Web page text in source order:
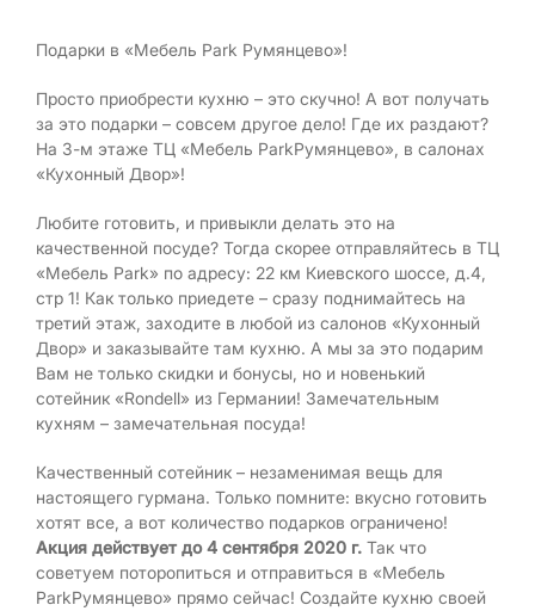
Подарки в «Мебель Park Румянцево»!
Просто приобрести кухню – это скучно! А вот получать
за это подарки – совсем другое дело! Где их раздают?
На 3-м этаже ТЦ «Мебель ParkРумянцево», в салонах
«Кухонный Двор»!
Любите готовить, и привыкли делать это на
качественной посуде? Тогда скорее отправляйтесь в ТЦ
«Мебель Park» по адресу: 22 км Киевского шоссе, д.4,
стр 1! Как только приедете – сразу поднимайтесь на
третий этаж, заходите в любой из салонов «Кухонный
Двор» и заказывайте там кухню. А мы за это подарим
Вам не только скидки и бонусы, но и новенький
сотейник «Rondell» из Германии! Замечательным
кухням – замечательная посуда!
Качественный сотейник – незаменимая вещь для
настоящего гурмана. Только помните: вкусно готовить
хотят все, а вот количество подарков ограничено!
Акция действует до 4 сентября 2020 г. Так что
советуем поторопиться и отправиться в «Мебель
ParkРумянцево» прямо сейчас! Создайте кухню своей